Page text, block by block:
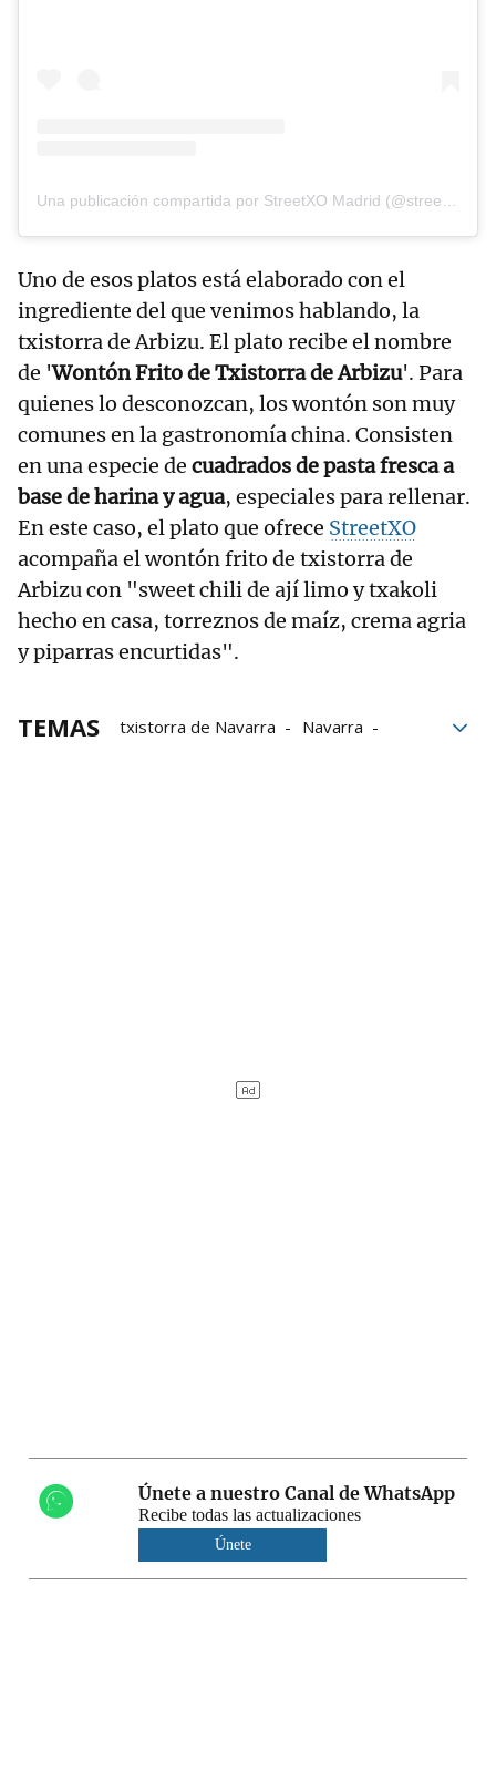
Uno de esos platos está elaborado con el
ingrediente del que venimos hablando, la
txistorra de Arbizu. El plato recibe el nombre
de 'Wontón Frito de Txistorra de Arbizu'. Para
quienes lo desconozcan, los wontón son muy
comunes en la gastronomía china. Consisten
en una especie de cuadrados de pasta fresca a
base de harina y agua, especiales para rellenar.
En este caso, el plato que ofrece StreetXO
acompaña el wontón frito de txistorra de
Arbizu con "sweet chili de ají limo y txakoli
hecho en casa, torreznos de maíz, crema agria
y piparras encurtidas".
TEMAS txistorra de Navarra
Navarra
Únete a nuestro Canal de WhatsApp
Recibe todas las actualizaciones
Únete